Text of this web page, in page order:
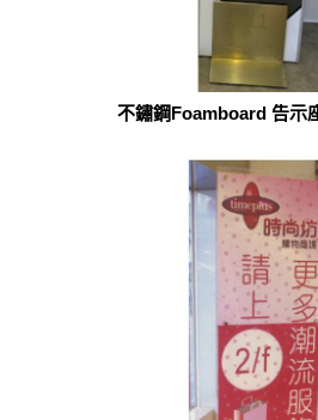
不鏽鋼Foamboard 告示